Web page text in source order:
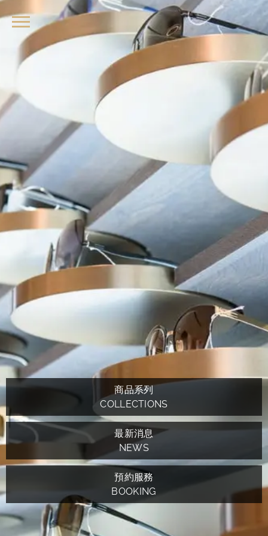
品牌眼鏡、精品墨鏡、名牌太陽眼
商品系列
COLLECTIONS
最新消息
NEWS
預約服務
BOOKING